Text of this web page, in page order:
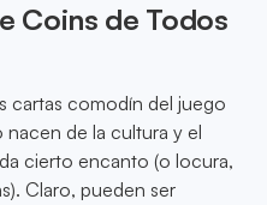
Coins de Todos
cartas comodín del juego
de la cultura y el
cierto encanto (o locura,
Claro, pueden ser